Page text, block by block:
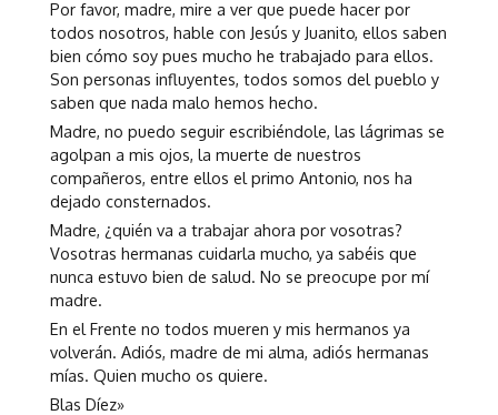
Por favor, madre, mire a ver que puede hacer por
todos nosotros, hable con Jesús y Juanito, ellos saben
bien cómo soy pues mucho he trabajado para ellos.
Son personas influyentes, todos somos del pueblo y
saben que nada malo hemos hecho.
Madre, no puedo seguir escribiéndole, las lágrimas se
agolpan a mis ojos, la muerte de nuestros
compañeros, entre ellos el primo Antonio, nos ha
dejado consternados.
Madre, ¿quién va a trabajar ahora por vosotras?
Vosotras hermanas cuidarla mucho, ya sabéis que
nunca estuvo bien de salud. No se preocupe por mí
madre.
En el Frente no todos mueren y mis hermanos ya
volverán. Adiós, madre de mi alma, adiós hermanas
mías. Quien mucho os quiere.
Blas Díez»